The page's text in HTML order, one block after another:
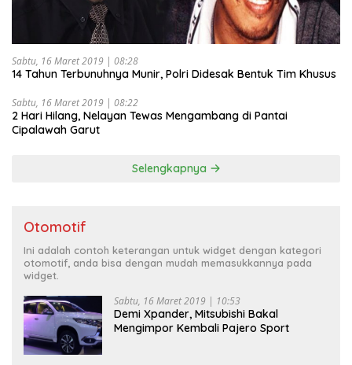
Sabtu, 16 Maret 2019 | 08:28
14 Tahun Terbunuhnya Munir, Polri Didesak Bentuk Tim Khusus
Sabtu, 16 Maret 2019 | 08:22
2 Hari Hilang, Nelayan Tewas Mengambang di Pantai
Cipalawah Garut
Selengkapnya
Otomotif
Ini adalah contoh keterangan untuk widget dengan kategori
otomotif, anda bisa dengan mudah memasukkannya pada
widget.
Sabtu, 16 Maret 2019 | 10:53
Demi Xpander, Mitsubishi Bakal
Mengimpor Kembali Pajero Sport